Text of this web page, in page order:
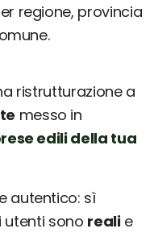
regione, provincia
ristrutturazione a
messo in
edili della tua
autentico: sì
utenti sono realie